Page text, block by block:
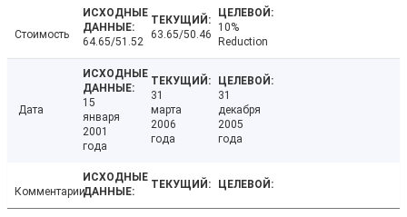
Стоимость
64.65/51.52
63.65/50.46
10%
Reduction
Дата
15
января
2001
года
31
марта
2006
года
31
декабря
2005
года
Комментарии